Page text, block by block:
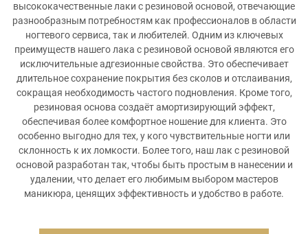
высококачественные лаки с резиновой основой, отвечающие
разнообразным потребностям как профессионалов в области
ногтевого сервиса, так и любителей. Одним из ключевых
преимуществ нашего лака с резиновой основой являются его
исключительные адгезионные свойства. Это обеспечивает
длительное сохранение покрытия без сколов и отслаивания,
сокращая необходимость частого подновления. Кроме того,
резиновая основа создаёт амортизирующий эффект,
обеспечивая более комфортное ношение для клиента. Это
особенно выгодно для тех, у кого чувствительные ногти или
склонность к их ломкости. Более того, наш лак с резиновой
основой разработан так, чтобы быть простым в нанесении и
удалении, что делает его любимым выбором мастеров
маникюра, ценящих эффективность и удобство в работе.